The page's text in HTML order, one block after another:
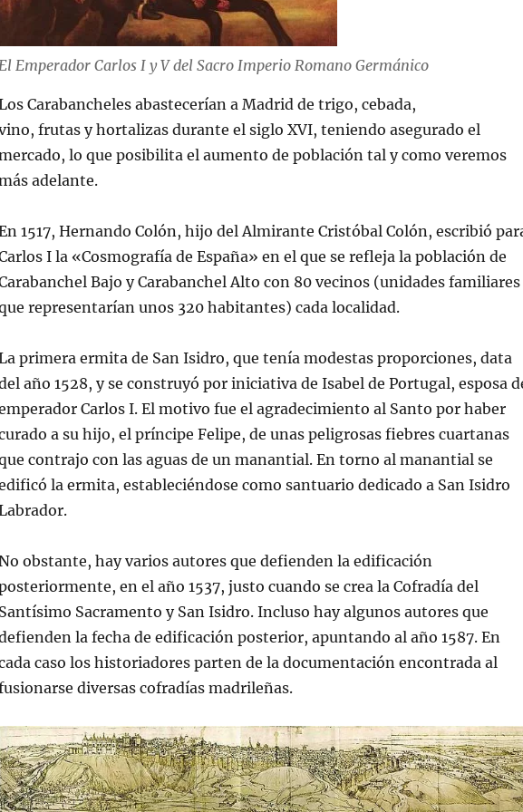
El Emperador Carlos I y V del Sacro Imperio Romano Germánico
Carabancheles abastecerían a Madrid de trigo, cebada,
frutas y hortalizas durante el siglo XVI, teniendo asegurado el
lo que posibilita el aumento de población tal y como veremos
adelante.
1517, Hernando Colón, hijo del Almirante Cristóbal Colón, escribió
I la «Cosmografía de España» en el que se refleja la población de
Bajo y Carabanchel Alto con 80 vecinos (unidades familiares
representarían unos 320 habitantes) cada localidad.
primera ermita de San Isidro, que tenía modestas proporciones, data
año 1528, y se construyó por iniciativa de Isabel de Portugal, esposa
Carlos I. El motivo fue el agradecimiento al Santo por haber
a su hijo, el príncipe Felipe, de unas peligrosas fiebres cuartanas
contrajo con las aguas de un manantial. En torno al manantial se
la ermita, estableciéndose como santuario dedicado a San Isidro
obstante, hay varios autores que defienden la edificación
en el año 1537, justo cuando se crea la Cofradía del
Santísimo Sacramento y San Isidro.​ Incluso hay algunos autores que
la fecha de edificación posterior, apuntando al año 1587. En
caso los historiadores parten de la documentación encontrada al
diversas cofradías madrileñas.